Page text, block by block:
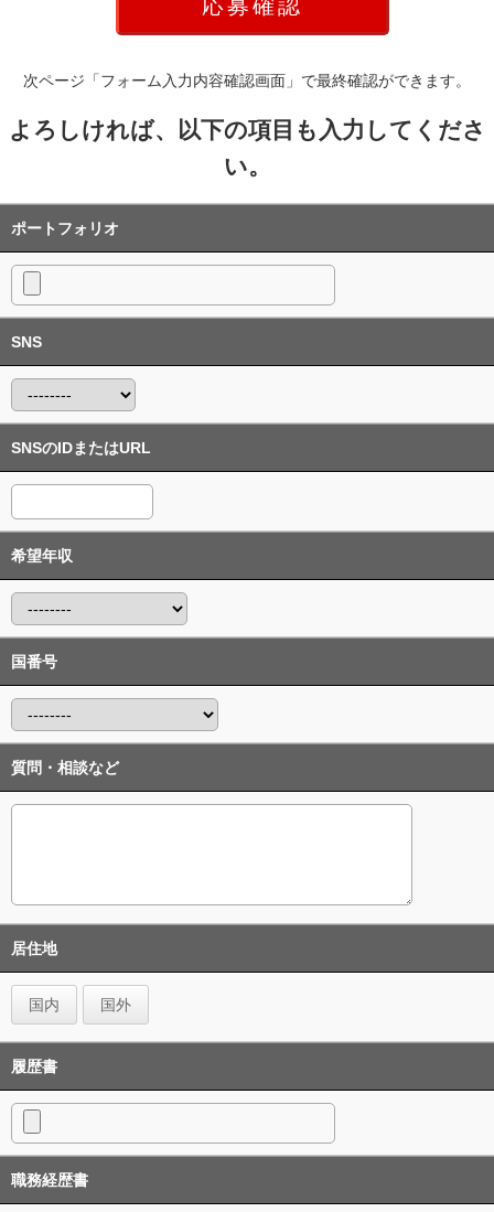
次ページ「フォーム入力内容確認画面」で最終確認ができます。
よろしければ、以下の項目も入力してくださ
い。
ポートフォリオ
SNS
SNSのIDまたはURL
希望年収
国番号
質問・相談など
居住地
国内 国外
履歴書
職務経歴書